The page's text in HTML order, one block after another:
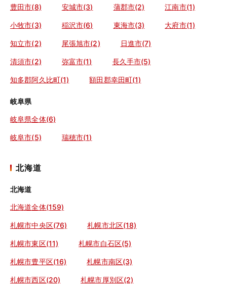
豊田市(8) 安城市(3) 蒲郡市(2) 江南市(1)
小牧市(3) 稲沢市(6) 東海市(3) 大府市(1)
知立市(2) 尾張旭市(2) 日進市(7)
清須市(2) 弥富市(1) 長久手市(5)
知多郡阿久比町(1) 額田郡幸田町(1)
岐阜県
岐阜県全体(6)
岐阜市(5) 瑞穂市(1)
北海道
北海道
北海道全体(159)
札幌市中央区(76) 札幌市北区(18)
札幌市東区(11) 札幌市白石区(5)
札幌市豊平区(16) 札幌市南区(3)
札幌市西区(20) 札幌市厚別区(2)